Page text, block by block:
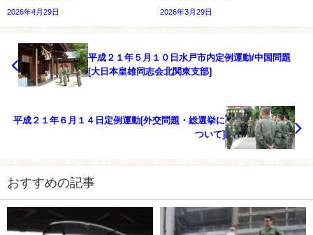
2026年4月29日 2026年3月29日
平成２１年５月１０日水戸市内定例運動/中国問題
[大日本皇雄同志会北関東支部]
平成２１年６月１４日定例運動[外交問題・総選挙に
ついて]
おすすめの記事